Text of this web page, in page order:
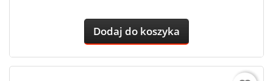
Dodaj do koszyka